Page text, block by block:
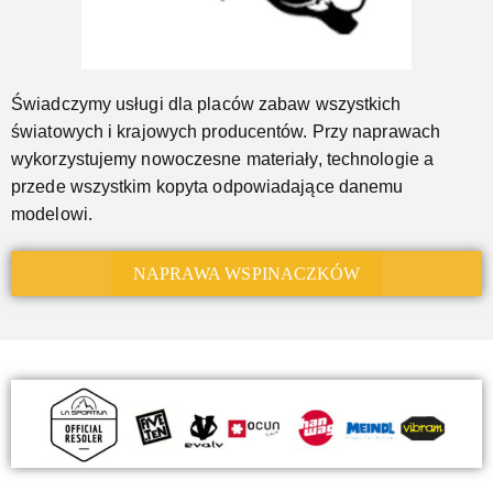
Świadczymy usługi dla placów zabaw wszystkich
światowych i krajowych producentów. Przy naprawach
wykorzystujemy nowoczesne materiały, technologie a
przede wszystkim kopyta odpowiadające danemu
modelowi.
NAPRAWA WSPINACZKÓW